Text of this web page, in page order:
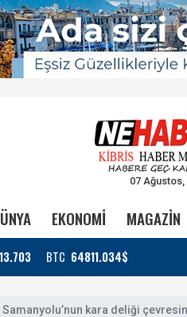
07 Ağustos,
EKONOMİ MAGAZİN
13.703 BTC 64811.034$
kara deliği